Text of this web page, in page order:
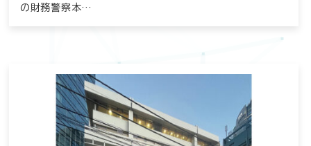
の財務警察本…